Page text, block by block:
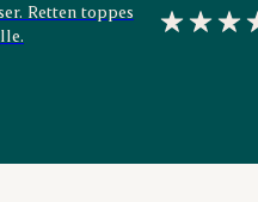
Retten toppes